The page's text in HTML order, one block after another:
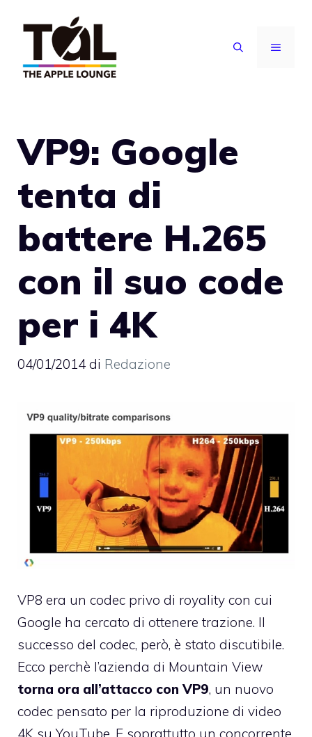
contenuto
MENU
VP9: Google
tenta di
battere H.265
con il suo code
per i 4K
04/01/2014 di Redazione
VP8 era un codec privo di royality con cui
Google ha cercato di ottenere trazione. Il
successo del codec, però, è stato discutibile.
Ecco perchè l’azienda di Mountain View
torna ora all’attacco con VP9, un nuovo
codec pensato per la riproduzione di video
4K su YouTube. E soprattutto un concorrente